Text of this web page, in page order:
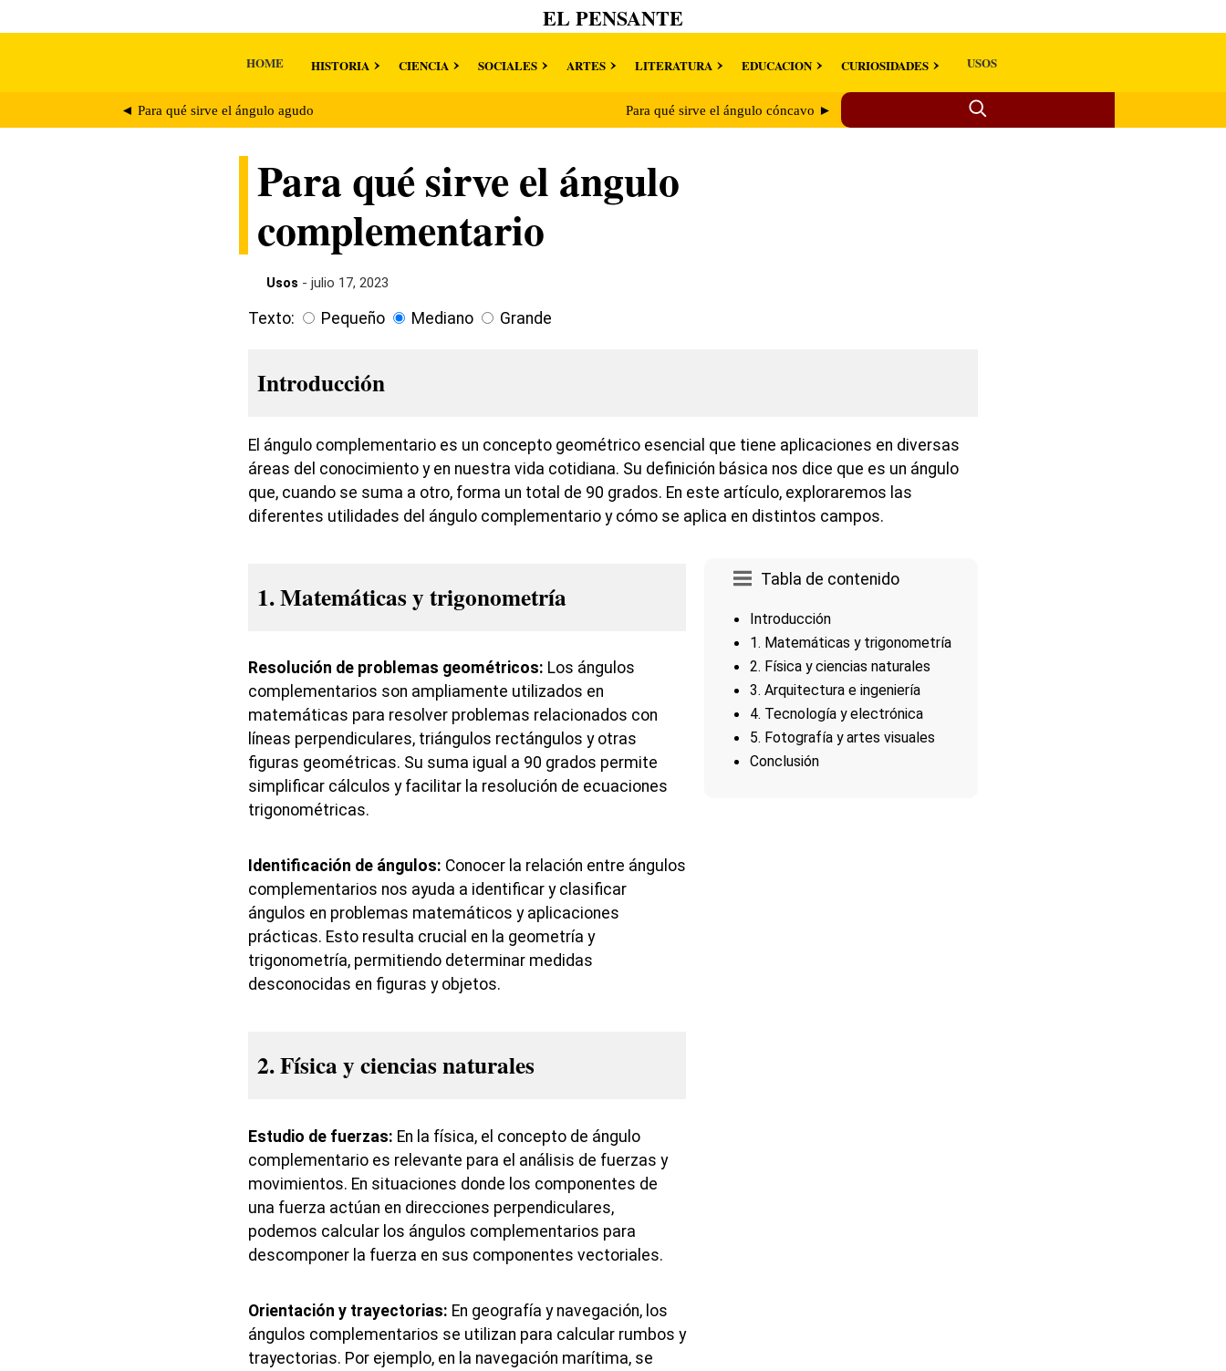
EL PENSANTE
HOME HISTORIA CIENCIA SOCIALES ARTES LITERATURA EDUCACION CURIOSIDADES USOS
◄ Para qué sirve el ángulo agudo Para qué sirve el ángulo cóncavo ►
Para qué sirve el ángulo
complementario
Usos - julio 17, 2023
Texto: Pequeño Mediano Grande
Introducción
El ángulo complementario es un concepto geométrico esencial que tiene aplicaciones en diversas
áreas del conocimiento y en nuestra vida cotidiana. Su definición básica nos dice que es un ángulo
que, cuando se suma a otro, forma un total de 90 grados. En este artículo, exploraremos las
diferentes utilidades del ángulo complementario y cómo se aplica en distintos campos.
Tabla de contenido
Introducción
1. Matemáticas y trigonometría
2. Física y ciencias naturales
3. Arquitectura e ingeniería
4. Tecnología y electrónica
5. Fotografía y artes visuales
Conclusión
1. Matemáticas y trigonometría
Resolución de problemas geométricos: Los ángulos
complementarios son ampliamente utilizados en
matemáticas para resolver problemas relacionados con
líneas perpendiculares, triángulos rectángulos y otras
figuras geométricas. Su suma igual a 90 grados permite
simplificar cálculos y facilitar la resolución de ecuaciones
trigonométricas.
Identificación de ángulos: Conocer la relación entre ángulos
complementarios nos ayuda a identificar y clasificar
ángulos en problemas matemáticos y aplicaciones
prácticas. Esto resulta crucial en la geometría y
trigonometría, permitiendo determinar medidas
desconocidas en figuras y objetos.
2. Física y ciencias naturales
Estudio de fuerzas: En la física, el concepto de ángulo
complementario es relevante para el análisis de fuerzas y
movimientos. En situaciones donde los componentes de
una fuerza actúan en direcciones perpendiculares,
podemos calcular los ángulos complementarios para
descomponer la fuerza en sus componentes vectoriales.
Orientación y trayectorias: En geografía y navegación, los
ángulos complementarios se utilizan para calcular rumbos y
trayectorias. Por ejemplo, en la navegación marítima, se